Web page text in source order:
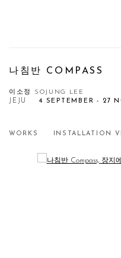
나침반 COMPASS
이소정 SOJUNG LEE
4 SEPTEMBER - 27
JEJU
WORKS INSTALLATION
Open a larger version of the